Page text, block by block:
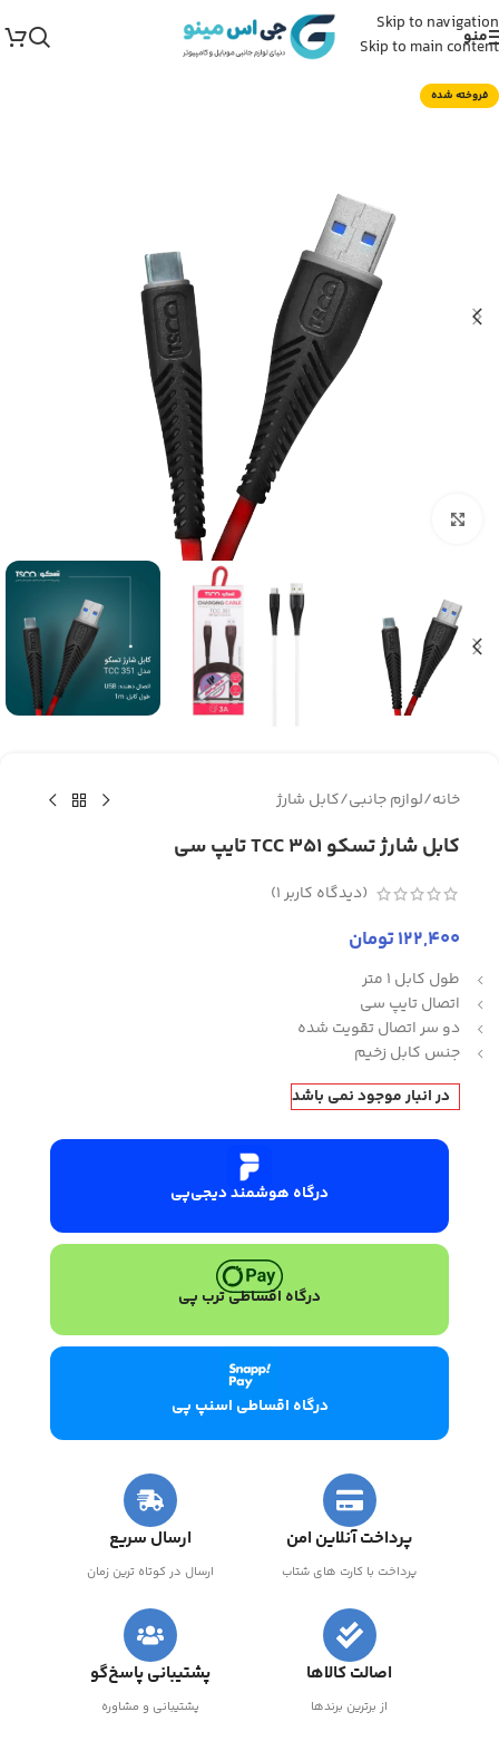
Skip to navigation
Skip to main content
منو
فروخته شده
خانه/لوازم جانبی/کابل شارژ
کابل شارژ تسکو TCC 351 تایپ سی
(دیدگاه کاربر1
)
122,400تومان
طول کابل 1 متر
اتصال تایپ سی
دو سر اتصال تقویت شده
جنس کابل زخیم
در انبار موجود نمی باشد
درگاه هوشمند دیجی‌پی
درگاه اقساطی ترب پی
درگاه اقساطی اسنپ پی
پرداخت آنلاین امن
پرداخت با کارت های شتاب
ارسال سریع
ارسال در کوتاه ترین زمان
اصالت کالاها
از برترین برندها
پشتیبانی پاسخ‌گو
پشتیبانی و مشاوره